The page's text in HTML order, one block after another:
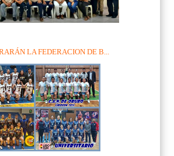
LA FEDERACION DE B...